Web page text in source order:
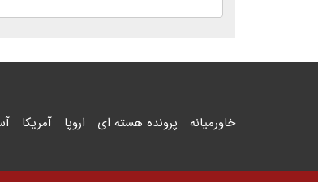
خاورمیانه پرونده هسته ای اروپا آمریکا